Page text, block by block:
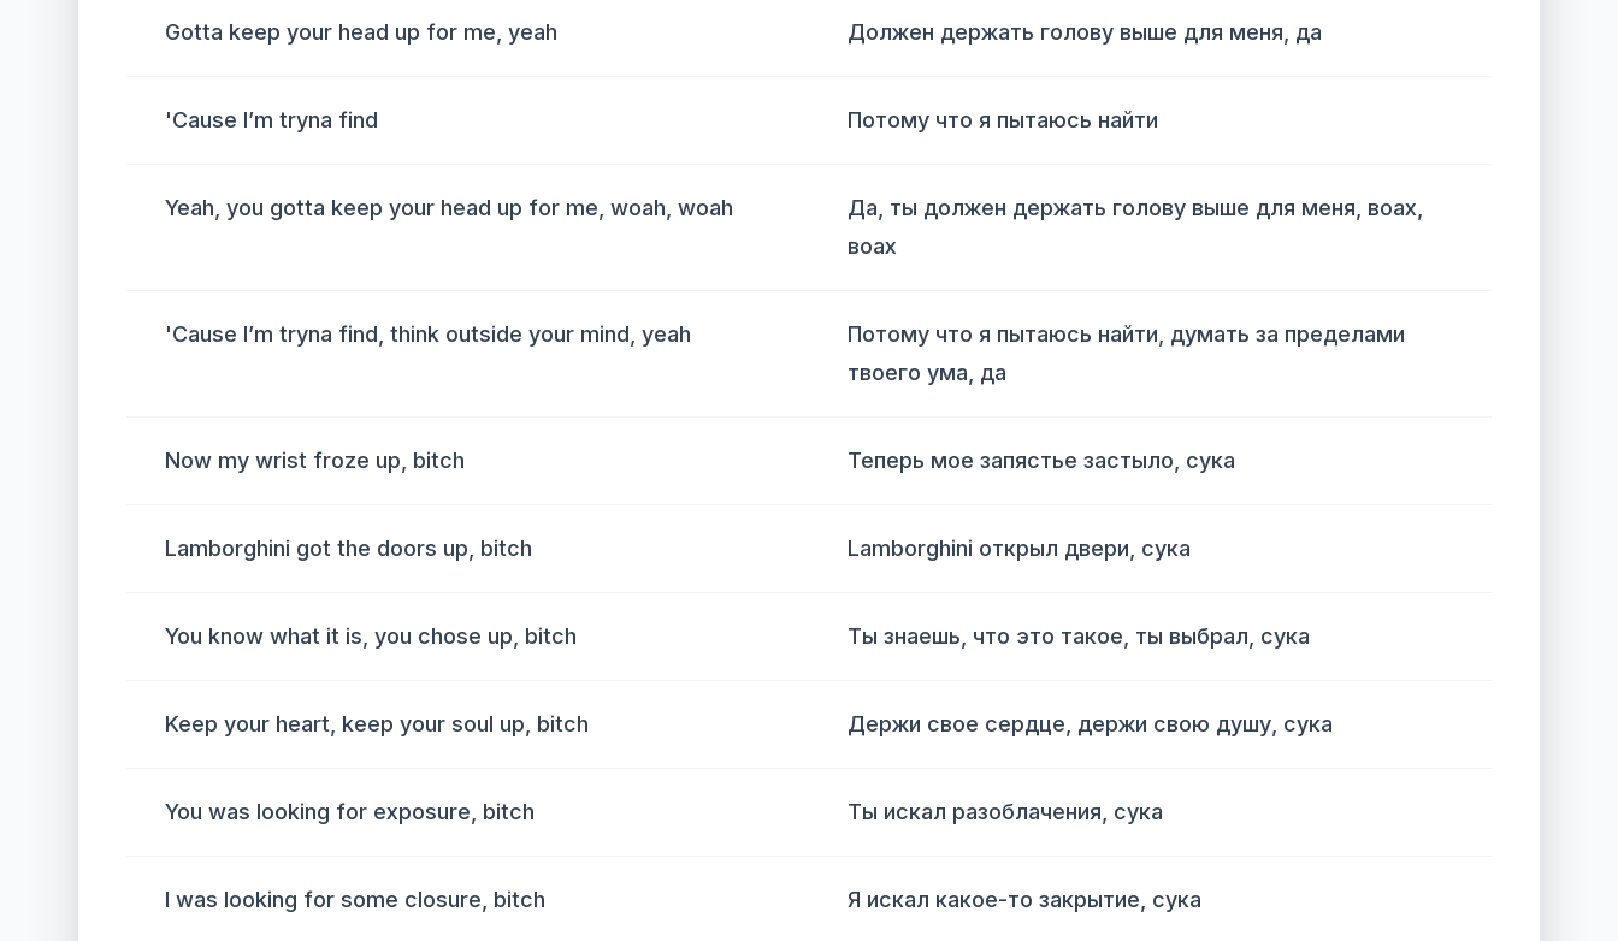
Gotta keep your head up for me, yeah Должен держать голову выше для меня, да
'Cause I’m tryna find Потому что я пытаюсь найти
Yeah, you gotta keep your head up for me, woah, woah
Да, ты должен держать голову выше для меня, воах,
воах
'Cause I’m tryna find, think outside your mind, yeah
Потому что я пытаюсь найти, думать за пределами
твоего ума, да
Now my wrist froze up, bitch Теперь мое запястье застыло, сука
Lamborghini got the doors up, bitch Lamborghini открыл двери, сука
You know what it is, you chose up, bitch Ты знаешь, что это такое, ты выбрал, сука
Keep your heart, keep your soul up, bitch Держи свое сердце, держи свою душу, сука
You was looking for exposure, bitch Ты искал разоблачения, сука
I was looking for some closure, bitch Я искал какое-то закрытие, сука